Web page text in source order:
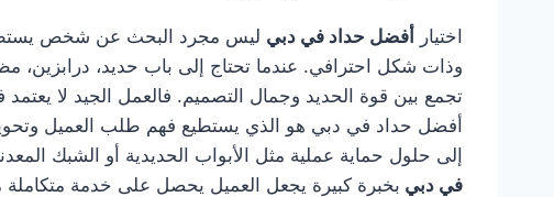
اختيار أفضل حداد في دبي ليس مجرد البحث عن شخص يستطيع
وذات شكل احترافي. عندما تحتاج إلى باب حديد، درابزين،
تجمع بين قوة الحديد وجمال التصميم. فالعمل الجيد لا
أفضل حداد في دبي هو الذي يستطيع فهم طلب العميل
إلى حلول حماية عملية مثل الأبواب الحديدية أو الشبك
في دبي بخبرة كبيرة يجعل العميل يحصل على خدمة متكاملة